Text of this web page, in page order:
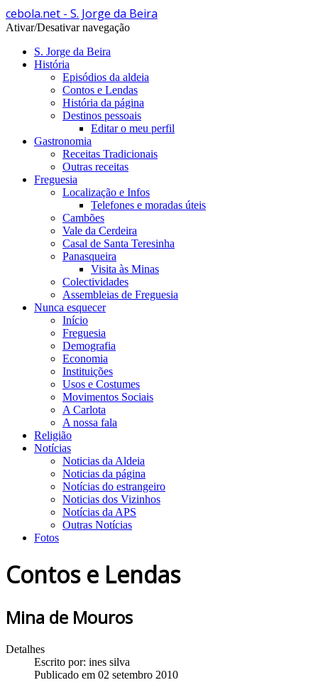
cebola.net - S. Jorge da Beira
Ativar/Desativar navegação
S. Jorge da Beira
História
Episódios da aldeia
Contos e Lendas
História da página
Destinos pessoais
Editar o meu perfil
Gastronomia
Receitas Tradicionais
Outras receitas
Freguesia
Localização e Infos
Telefones e moradas úteis
Cambões
Vale da Cerdeira
Casal de Santa Teresinha
Panasqueira
Visita às Minas
Colectividades
Assembleias de Freguesia
Nunca esquecer
Início
Freguesia
Demografia
Economia
Instituições
Usos e Costumes
Movimentos Sociais
A Carlota
A nossa fala
Religião
Notícias
Noticias da Aldeia
Noticias da página
Notícias do estrangeiro
Noticias dos Vizinhos
Notícias da APS
Outras Notícias
Fotos
Contos e Lendas
Mina de Mouros
Detalhes
Escrito por: ines silva
Publicado em 02 setembro 2010